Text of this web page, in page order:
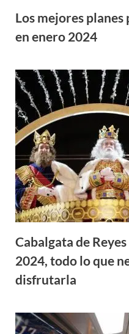
Los mejores
en enero 2024
Cabalgata de
2024, todo lo que
disfrutarla